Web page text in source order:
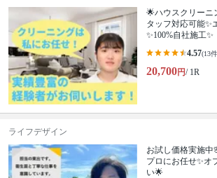
🌟ハウスクリーニ
タッフ対応可能✨
✨100%自社施工✨
4.57(13
20,700円/ 1R
ライフデザイン
お試し価格実施中
プロにお任せ✨オ
い🌟